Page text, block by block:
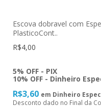
Escova dobravel com
PlasticoCont..
R$4,00
5% OFF - PIX
10% OFF - Dinheiro
R$3,60 em Dinheiro
Desconto dado no Final da